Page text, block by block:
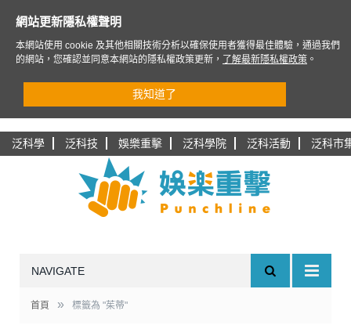
泛科學 泛科技 娛樂重擊 泛科學院 泛科活動 泛科市
NAVIGATE
首頁 » 標籤為 "茱蒂"
網站更新隱私權聲明
本網站使用 cookie 及其他相關技術分析以確保使用者獲得最佳體驗，通過我們
的網站，您確認並同意本網站的隱私權政策更新，
了解最新隱私權政策 。
我知道了